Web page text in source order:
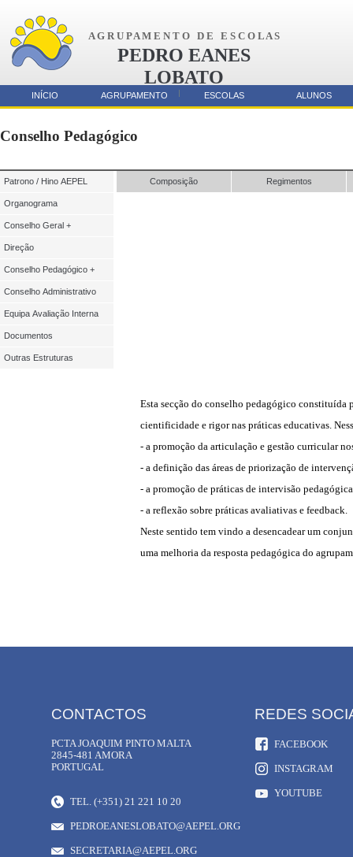
A G R U P A M E N T O D E E S C O L A S
PEDRO EANES
LOBATO
AMORA
Conselho Pedagógico
Esta secção do conselho pedagógico constituída
cientificidade e rigor nas práticas educativas.
- a promoção da articulação e gestão curricular
- a definição das áreas de priorização de
- a promoção de práticas de intervisão
- a reflexão sobre práticas avaliativas e feedback.
Neste sentido tem vindo a desencadear um
uma melhoria da resposta pedagógica do
Composição Regimentos
Patrono / Hino AEPEL
Organograma
Conselho Geral +
Direção
Conselho Pedagógico +
Conselho Administrativo
Equipa Avaliação Interna
Documentos
Outras Estruturas
Parcerias
INÍCIO AGRUPAMENTO ESCOLAS ALUNOS
TEL. (+351) 21 221 10 20
PEDROEANESLOBATO@AEPEL.ORG
SECRETARIA@AEPEL.ORG
FACEBOOK
INSTAGRAM
YOUTUBE
CONTACTOS
PCTA JOAQUIM PINTO MALTA
2845-481 AMORA
PORTUGAL
REDES